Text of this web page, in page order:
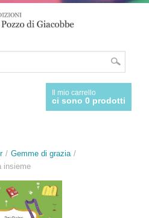
Il mio carrello
ci sono 0 prodotti
Gemme di grazia
insieme